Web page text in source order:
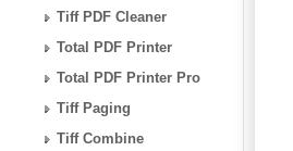
Tiff PDF Cleaner
Total PDF Printer
Total PDF Printer Pro
Tiff Paging
Tiff Combine